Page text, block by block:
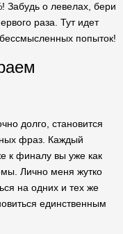
Забудь о левелах, бери
раза. Тут идет
попыток!
долго, становится
фраз. Каждый
к финалу вы уже как
Лично меня жутко
на одних и тех же
единственным